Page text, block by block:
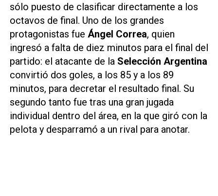
sólo puesto de clasificar directamente a los
octavos de final. Uno de los grandes
protagonistas fue Ángel Correa, quien
ingresó a falta de diez minutos para el final del
partido: el atacante de la Selección Argentina
convirtió dos goles, a los 85 y a los 89
minutos, para decretar el resultado final. Su
segundo tanto fue tras una gran jugada
individual dentro del área, en la que giró con la
pelota y desparramó a un rival para anotar.